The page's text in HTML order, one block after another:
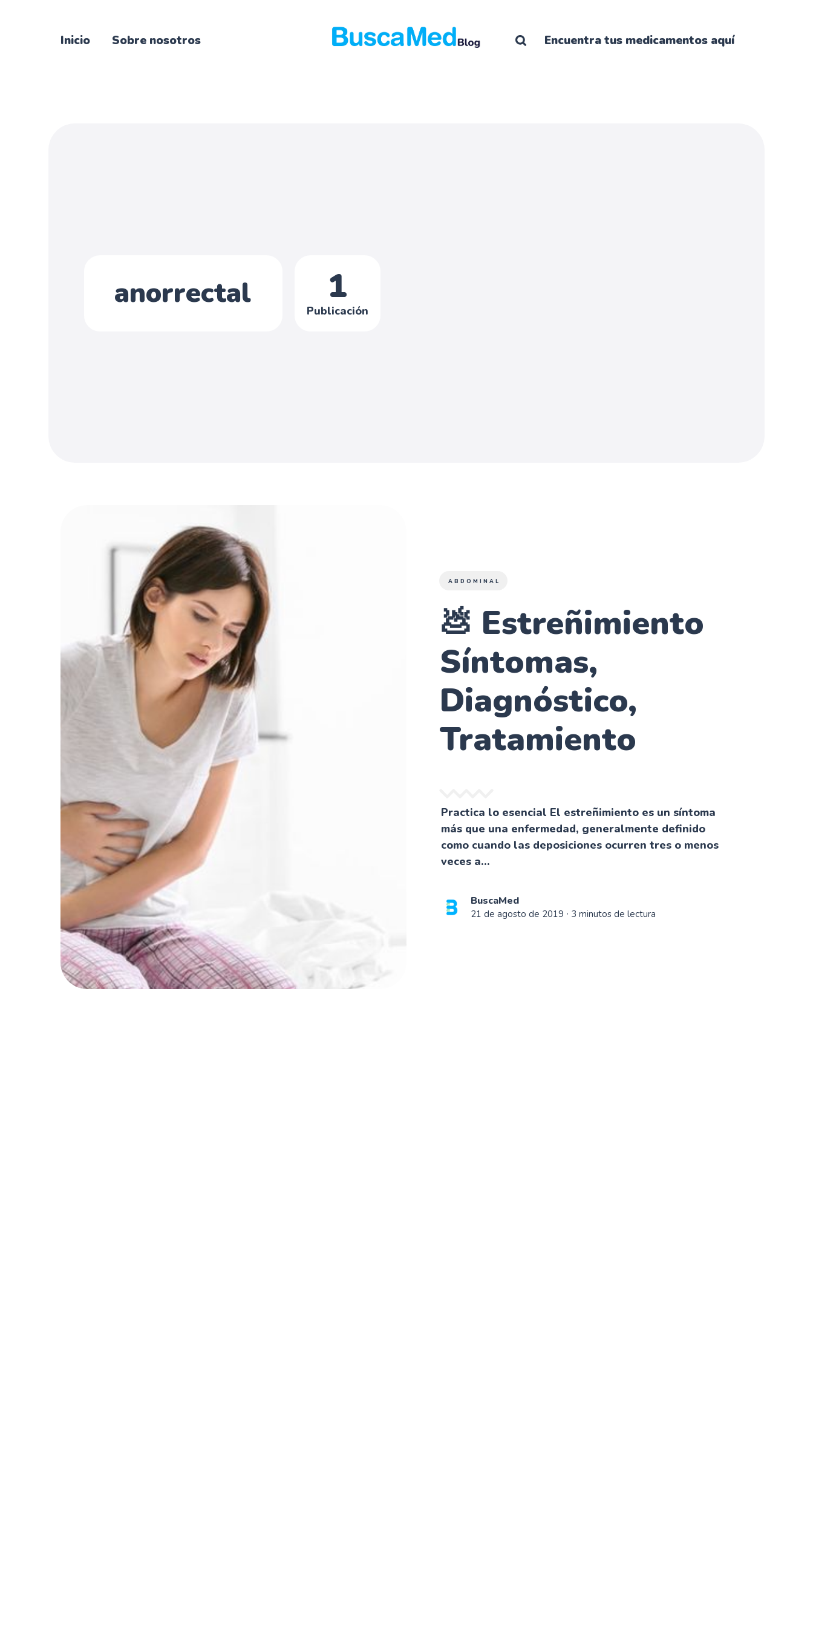
Inicio Sobre nosotros Encuentra tus medicamentos aquí
anorrectal 1
Publicación
ABDOMINAL
💩 Estreñimiento
Síntomas,
Diagnóstico,
Tratamiento
Practica lo esencial El estreñimiento es un síntoma
más que una enfermedad, generalmente definido
como cuando las deposiciones ocurren tres o menos
veces a...
BuscaMed
21 de agosto de 2019 ∙ 3 minutos de lectura